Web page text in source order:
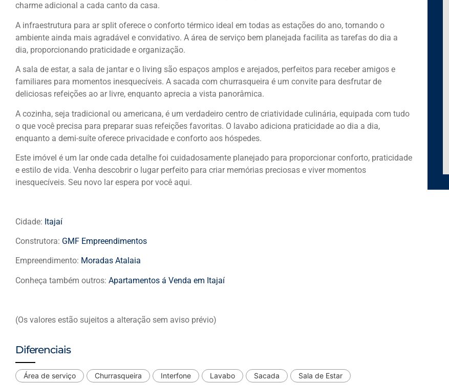
charme adicional a cada canto da casa.
A infraestrutura para ar split oferece o conforto térmico ideal em todas as estações do ano, tornando o
ambiente ainda mais agradável e convidativo. A área de serviço bem planejada facilita as tarefas do dia a
dia, proporcionando praticidade e organização.
A sala de estar, a sala de jantar e o living são espaços amplos e arejados, perfeitos para receber amigos e
familiares para momentos inesquecíveis. A sacada com churrasqueira é um convite para desfrutar de
deliciosas refeições ao ar livre, enquanto aprecia a vista panorâmica.
A cozinha, seja tradicional ou americana, é um verdadeiro centro de criatividade culinária, equipada com tudo
o que você precisa para preparar suas refeições favoritas. O lavabo adiciona praticidade ao dia a dia,
enquanto a demi-suíte oferece privacidade e conforto aos hóspedes.
Este imóvel é um lar onde cada detalhe foi cuidadosamente planejado para proporcionar conforto, praticidade
e estilo de vida. Venha descobrir o lugar perfeito para criar memórias preciosas e viver momentos
inesquecíveis. Seu novo lar espera por você aqui.
Cidade: Itajaí
Construtora: GMF Empreendimentos
Empreendimento: Moradas Atalaia
Conheça também outros: Apartamentos á Venda em Itajaí
(Os valores estão sujeitos a alteração sem aviso prévio)
Diferenciais
Área de serviço Churrasqueira Interfone Lavabo Sacada Sala de Estar